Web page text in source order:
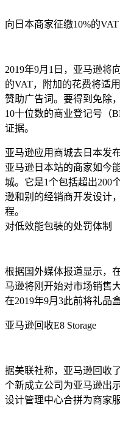
向日本商家征缴10%的VAT
2019年9月1日，亚马逊将
的VAT，附加的花费将适
赞助广告词。要得到免除
10十位数的商业登记号（
证据。
亚马逊应用商城去日本发
亚马逊日本站的商家如今
城。它是1个包括超出200
逊和别的经销商开发设计
程。
对低效能包裝的处罚体制
根据国外媒体报道显示，
马逊将刚开始对市场销售
在2019年9月3此前将礼品
亚马逊回收E8 Storage
据美联社称，亚马逊回收
个新成立公司为亚马逊出
设计管理中心合拼为商家